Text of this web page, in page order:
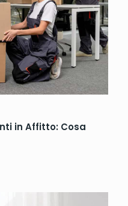
in Affitto: Cosa